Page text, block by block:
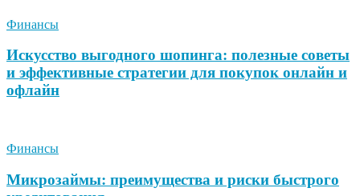
Финансы
Искусство выгодного шопинга: полезные советы
и эффективные стратегии для покупок онлайн и
офлайн
Финансы
Микрозаймы: преимущества и риски быстрого